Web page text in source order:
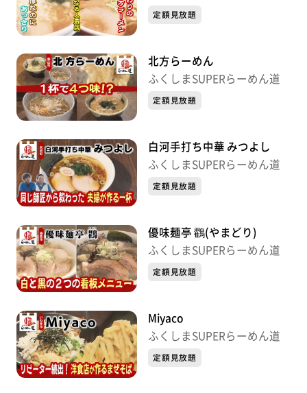
定額見放題
北方らーめん
ふくしまSUPERらーめん道
定額見放題
白河手打ち中華 みつよし
ふくしまSUPERらーめん道
定額見放題
優味麺亭 鸐(やまどり)
ふくしまSUPERらーめん道
定額見放題
Miyaco
ふくしまSUPERらーめん道
定額見放題